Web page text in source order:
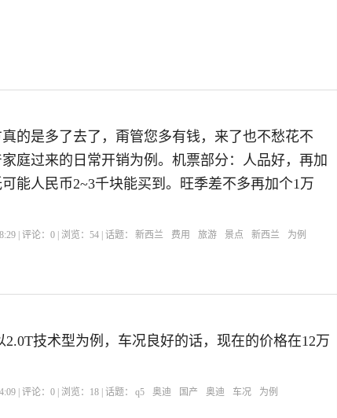
的是多了去了，甭管您多有钱，来了也不愁花不
庭过来的日常开销为例。机票部分：人品好，再加
能人民币2~3千块能买到。旺季差不多再加个1万
| 评论：0 | 浏览：54 | 话题： 新西兰 费用 旅游 景点 新西兰 为例
2.0T技术型为例，车况良好的话，现在的价格在12万
| 评论：0 | 浏览： 18 | 话题： q5 奥迪 国产 奥迪 车况 为例